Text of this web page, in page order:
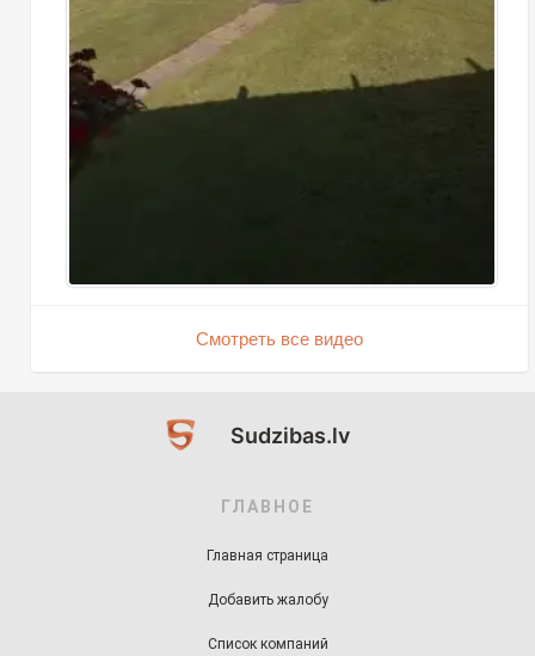
Смотреть все видео
Sudzibas.lv
ГЛАВНОЕ
Главная страница
Добавить жалобу
Список компаний